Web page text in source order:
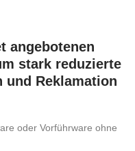
angebotenen
stark reduzierte
und Reklamation
oder Vorführware ohne